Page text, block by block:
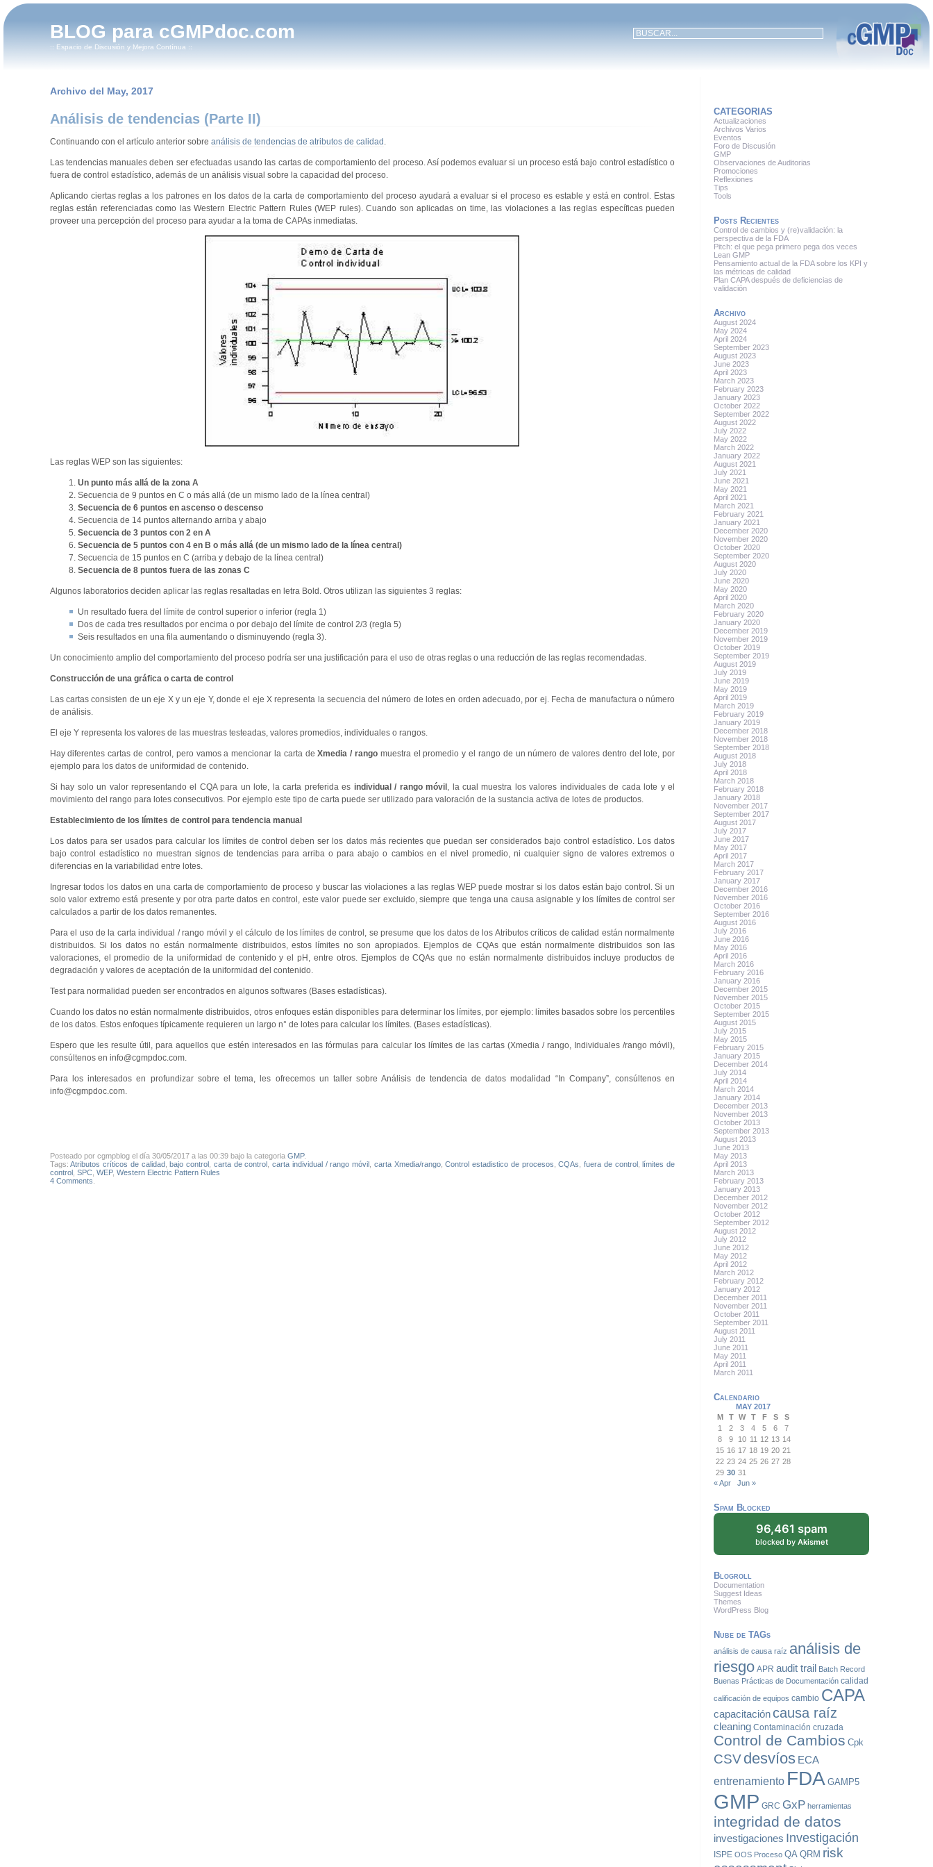
BLOG para cGMPdoc.com
:: Espacio de Discusión y Mejora Contínua ::
Archivo del May, 2017
Análisis de tendencias (Parte II)
Continuando con el artículo anterior sobre análisis de tendencias de atributos de calidad .
Las tendencias manuales deben ser efectuadas usando las cartas de comportamiento del proceso. Así podemos evaluar si un proceso está bajo control estadístico o
fuera de control estadístico, además de un análisis visual sobre la capacidad del proceso.
Aplicando ciertas reglas a los patrones en los datos de la carta de comportamiento del proceso ayudará a evaluar si el proceso es estable y está en control. Estas
reglas están referenciadas como las Western Electric Pattern Rules (WEP rules). Cuando son aplicadas on time, las violaciones a las reglas específicas pueden
proveer una percepción del proceso para ayudar a la toma de CAPAs inmediatas.
Las reglas WEP son las siguientes:
Un punto más allá de la zona A
Secuencia de 9 puntos en C o más allá (de un mismo lado de la línea central)
Secuencia de 6 puntos en ascenso o descenso
Secuencia de 14 puntos alternando arriba y abajo
Secuencia de 3 puntos con 2 en A
Secuencia de 5 puntos con 4 en B o más allá (de un mismo lado de la línea central)
Secuencia de 15 puntos en C (arriba y debajo de la línea central)
Secuencia de 8 puntos fuera de las zonas C
Algunos laboratorios deciden aplicar las reglas resaltadas en letra Bold. Otros utilizan las siguientes 3 reglas:
Un resultado fuera del límite de control superior o inferior (regla 1)
Dos de cada tres resultados por encima o por debajo del límite de control 2/3 (regla 5)
Seis resultados en una fila aumentando o disminuyendo (regla 3).
Un conocimiento amplio del comportamiento del proceso podría ser una justificación para el uso de otras reglas o una reducción de las reglas recomendadas.
Construcción de una gráfica o carta de control
Las cartas consisten de un eje X y un eje Y, donde el eje X representa la secuencia del número de lotes en orden adecuado, por ej. Fecha de manufactura o número
de análisis.
El eje Y representa los valores de las muestras testeadas, valores promedios, individuales o rangos.
Hay diferentes cartas de control, pero vamos a mencionar la carta deXmedia / rango muestra el promedio y el rango de un número de valores dentro del lote, por
ejemplo para los datos de uniformidad de contenido.
Si hay solo un valor representando el CQA para un lote, la carta preferida es individual / rango móvil , la cual muestra los valores individuales de cada lote y el
movimiento del rango para lotes consecutivos. Por ejemplo este tipo de carta puede ser utilizado para valoración de la sustancia activa de lotes de productos.
Establecimiento de los límites de control para tendencia manual
Los datos para ser usados para calcular los límites de control deben ser los datos más recientes que puedan ser considerados bajo control estadístico. Los datos
bajo control estadístico no muestran signos de tendencias para arriba o para abajo o cambios en el nivel promedio, ni cualquier signo de valores extremos o
diferencias en la variabilidad entre lotes.
Ingresar todos los datos en una carta de comportamiento de proceso y buscar las violaciones a las reglas WEP puede mostrar si los datos están bajo control. Si un
solo valor extremo está presente y por otra parte datos en control, este valor puede ser excluido, siempre que tenga una causa asignable y los límites de control ser
calculados a partir de los datos remanentes.
Para el uso de la carta individual / rango móvil y el cálculo de los límites de control, se presume que los datos de los Atributos críticos de calidad están normalmente
distribuidos. Si los datos no están normalmente distribuidos, estos límites no son apropiados. Ejemplos de CQAs que están normalmente distribuidos son las
valoraciones, el promedio de la uniformidad de contenido y el pH, entre otros. Ejemplos de CQAs que no están normalmente distribuidos incluye productos de
degradación y valores de aceptación de la uniformidad del contenido.
Test para normalidad pueden ser encontrados en algunos softwares (Bases estadísticas).
Cuando los datos no están normalmente distribuidos, otros enfoques están disponibles para determinar los límites, por ejemplo: límites basados sobre los percentiles
de los datos. Estos enfoques típicamente requieren un largo n° de lotes para calcular los límites. (Bases estadísticas).
Espero que les resulte útil, para aquellos que estén interesados en las fórmulas para calcular los límites de las cartas (Xmedia / rango, Individuales /rango móvil),
consúltenos en info@cgmpdoc.com.
Para los interesados en profundizar sobre el tema, les ofrecemos un taller sobre Análisis de tendencia de datos modalidad “In Company”, consúltenos en
info@cgmpdoc.com.
Posteado por cgmpblog el día 30/05/2017 a las 00:39 bajo la categoria GMP.
Tags:Atributos críticos de calidad,bajo control carta de control ,carta individual / rango móvil carta Xmedia/rango,Control estadistico de procesos ,CQAs ,fuera de control,límites de
control, SPC, WEP, Western Electric Pattern Rules
4 Comments
CATEGORIAS
Actualizaciones
Archivos Varios
Eventos
Foro de Discusión
GMP
Observaciones de Auditorias
Promociones
Reflexiones
Tips
Tools
Posts Recientes
Control de cambios y (re)validación: la
perspectiva de la FDA
Pitch: el que pega primero pega dos veces
Lean GMP
Pensamiento actual de la FDA sobre los KPI y
las métricas de calidad
Plan CAPA después de deficiencias de
validación
Archivo
August 2024
May 2024
April 2024
September 2023
August 2023
June 2023
April 2023
March 2023
February 2023
January 2023
October 2022
September 2022
August 2022
July 2022
May 2022
March 2022
January 2022
August 2021
July 2021
June 2021
May 2021
April 2021
March 2021
February 2021
January 2021
December 2020
November 2020
October 2020
September 2020
August 2020
July 2020
June 2020
May 2020
April 2020
March 2020
February 2020
January 2020
December 2019
November 2019
October 2019
September 2019
August 2019
July 2019
June 2019
May 2019
April 2019
March 2019
February 2019
January 2019
December 2018
November 2018
September 2018
August 2018
July 2018
April 2018
March 2018
February 2018
January 2018
November 2017
September 2017
August 2017
July 2017
June 2017
May 2017
April 2017
March 2017
February 2017
January 2017
December 2016
November 2016
October 2016
September 2016
August 2016
July 2016
June 2016
May 2016
April 2016
March 2016
February 2016
January 2016
December 2015
November 2015
October 2015
September 2015
August 2015
July 2015
May 2015
February 2015
January 2015
December 2014
July 2014
April 2014
March 2014
January 2014
December 2013
November 2013
October 2013
September 2013
August 2013
June 2013
May 2013
April 2013
March 2013
February 2013
January 2013
December 2012
November 2012
October 2012
September 2012
August 2012
July 2012
June 2012
May 2012
April 2012
March 2012
February 2012
January 2012
December 2011
November 2011
October 2011
September 2011
August 2011
July 2011
June 2011
May 2011
April 2011
March 2011
Calendario
MAY 2017
M
T W T F S
S
1
2 3 4 5 6
7
8
9 10 11 12 13 14
15 16 17 18 19 20 21
22 23 24 25 26 27 28
29 30 31
« Apr
Jun »
Spam Blocked
96,461 spam
blocked by Akismet
Blogroll
Documentation
Suggest Ideas
Themes
WordPress Blog
Nube de TAGs
análisis de causa raíz análisis de
riesgo APR audit trail Batch Record
Buenas Prácticas de Documentación calidad
calificación de equipos cambio CAPA
capacitacióncausa raíz
cleaning Contaminación cruzada
Control de Cambios Cpk
CSVdesvíos ECA
entrenamiento FDA GAMP5
GMP GRC GxP herramientas
integridad de datos
investigaciones Investigación
ISPE OOS Proceso QA QRM risk